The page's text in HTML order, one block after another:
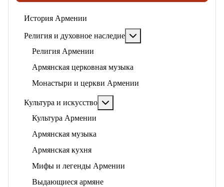
История Армении
Религия и духовное наследие
Религия Армении
Армянская церковная музыка
Монастыри и церкви Армении
Культура и искусство
Культура Армении
Армянская музыка
Армянская кухня
Мифы и легенды Армении
Выдающиеся армяне